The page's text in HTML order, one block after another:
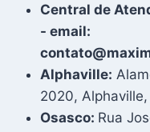
Central de
- email:
Alphaville:
2020,
Osasco: Rua